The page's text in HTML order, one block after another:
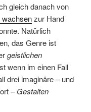
gleich danach von
wachsenzur Hand
Natürlich
das Genre ist
geistlichen
wenn im einen Fall
drei imaginäre – und
–Gestalten